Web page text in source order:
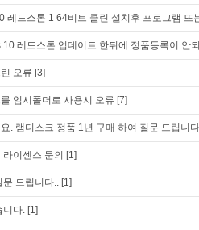
레드스톤 1 64비트 클린 설치후 프로그램 뜨
레드스톤 업데이트 한뒤에 정품등록이 안
오류 [3]
임시폴더로 사용시 오류 [7]
. 램디스크 정품 1년 구매 하여 질문 드립니다
라이센스 문의 [1]
문 드립니다.. [1]
니다. [1]